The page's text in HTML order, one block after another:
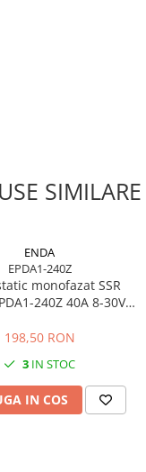
SIMILARE
ENDA
EPDA1-240Z
monofazat SSR
240Z 40A 8-30V
electrice
198,50 RON
3 IN STOC
IN COS